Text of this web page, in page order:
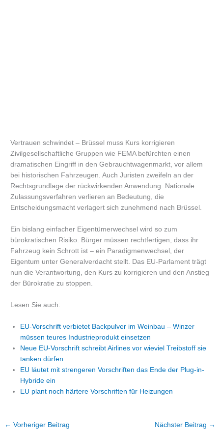
Vertrauen schwindet – Brüssel muss Kurs korrigieren
Zivilgesellschaftliche Gruppen wie FEMA befürchten einen
dramatischen Eingriff in den Gebrauchtwagenmarkt, vor allem
bei historischen Fahrzeugen. Auch Juristen zweifeln an der
Rechtsgrundlage der rückwirkenden Anwendung. Nationale
Zulassungsverfahren verlieren an Bedeutung, die
Entscheidungsmacht verlagert sich zunehmend nach Brüssel.
Ein bislang einfacher Eigentümerwechsel wird so zum
bürokratischen Risiko. Bürger müssen rechtfertigen, dass ihr
Fahrzeug kein Schrott ist – ein Paradigmenwechsel, der
Eigentum unter Generalverdacht stellt. Das EU-Parlament trägt
nun die Verantwortung, den Kurs zu korrigieren und den Anstieg
der Bürokratie zu stoppen.
Lesen Sie auch:
EU-Vorschrift verbietet Backpulver im Weinbau – Winzer
müssen teures Industrieprodukt einsetzen
Neue EU-Vorschrift schreibt Airlines vor wieviel Treibstoff sie
tanken dürfen
EU läutet mit strengeren Vorschriften das Ende der Plug-in-
Hybride ein
EU plant noch härtere Vorschriften für Heizungen
← Vorheriger Beitrag Nächster Beitrag →